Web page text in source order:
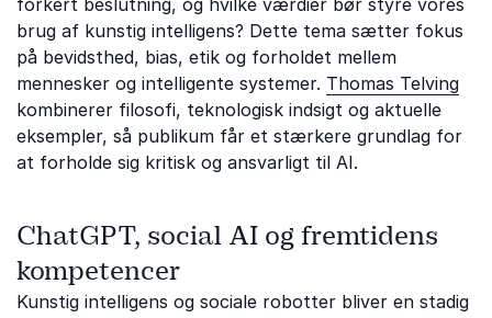
forkert beslutning, og hvilke værdier bør styre vores
brug af kunstig intelligens? Dette tema sætter fokus
på bevidsthed, bias, etik og forholdet mellem
mennesker og intelligente systemer. Thomas Telving
kombinerer filosofi, teknologisk indsigt og aktuelle
eksempler, så publikum får et stærkere grundlag for
at forholde sig kritisk og ansvarligt til AI.
ChatGPT, social AI og fremtidens
kompetencer
Kunstig intelligens og sociale robotter bliver en stadig